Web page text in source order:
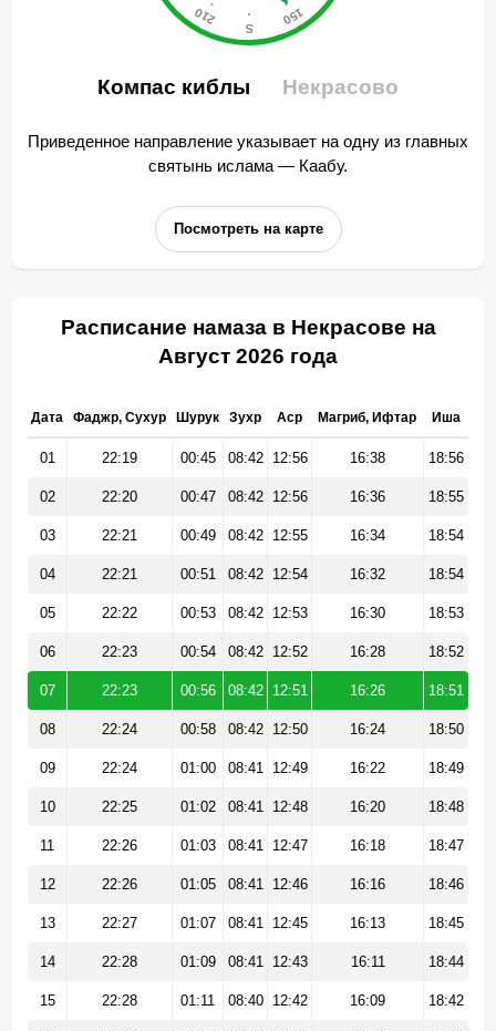
Компас киблы Некрасово
Приведенное направление указывает на одну из главных
святынь ислама — Каабу.
Посмотреть на карте
Расписание намаза в Некрасове на
Август 2026 года
Дата Фаджр, Сухур Шурук Зухр Аср Магриб, Ифтар Иша
01 22:19 00:45 08:42 12:56 16:38 18:56
02 22:20 00:47 08:42 12:56 16:36 18:55
03 22:21 00:49 08:42 12:55 16:34 18:54
04 22:21 00:51 08:42 12:54 16:32 18:54
05 22:22 00:53 08:42 12:53 16:30 18:53
06 22:23 00:54 08:42 12:52 16:28 18:52
07 22:23 00:56 08:42 12:51 16:26 18:51
08 22:24 00:58 08:42 12:50 16:24 18:50
09 22:24 01:00 08:41 12:49 16:22 18:49
10 22:25 01:02 08:41 12:48 16:20 18:48
11 22:26 01:03 08:41 12:47 16:18 18:47
12 22:26 01:05 08:41 12:46 16:16 18:46
13 22:27 01:07 08:41 12:45 16:13 18:45
14 22:28 01:09 08:41 12:43 16:11 18:44
15 22:28 01:11 08:40 12:42 16:09 18:42